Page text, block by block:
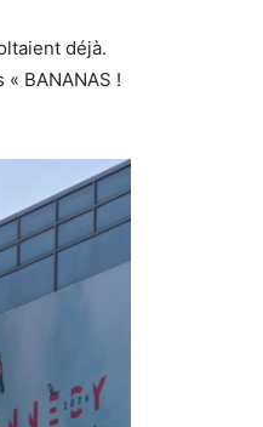
déjà.
BANANAS !